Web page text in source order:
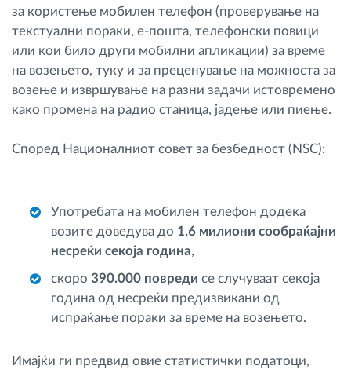
за користење мобилен телефон (проверување на
текстуални пораки, е-пошта, телефонски повици
или кои било други мобилни апликации) за време
на возењето, туку и за преценување на можноста за
возење и извршување на разни задачи истовремено
како промена на радио станица, јадење или пиење.
Според Националниот совет за безбедност (NSC):
Употребата на мобилен телефон додека
возите доведува до 1,6 милиони сообраќајни
несреќи секоја година,
скоро 390.000 повреди се случуваат секоја
година од несреќи предизвикани од
испраќање пораки за време на возењето.
Имајќи ги предвид овие статистички податоци,